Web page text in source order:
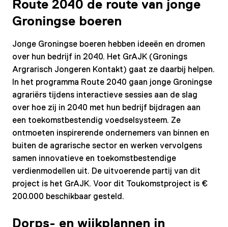
Route 2040 de route van jonge
Groningse boeren
Jonge Groningse boeren hebben ideeën en dromen
over hun bedrijf in 2040. Het GrAJK (Gronings
Argrarisch Jongeren Kontakt) gaat ze daarbij helpen.
In het programma Route 2040 gaan jonge Groningse
agrariërs tijdens interactieve sessies aan de slag
over hoe zij in 2040 met hun bedrijf bijdragen aan
een toekomstbestendig voedselsysteem. Ze
ontmoeten inspirerende ondernemers van binnen en
buiten de agrarische sector en werken vervolgens
samen innovatieve en toekomstbestendige
verdienmodellen uit. De uitvoerende partij van dit
project is het GrAJK. Voor dit Toukomstproject is €
200.000 beschikbaar gesteld.
Dorps- en wijkplannen in